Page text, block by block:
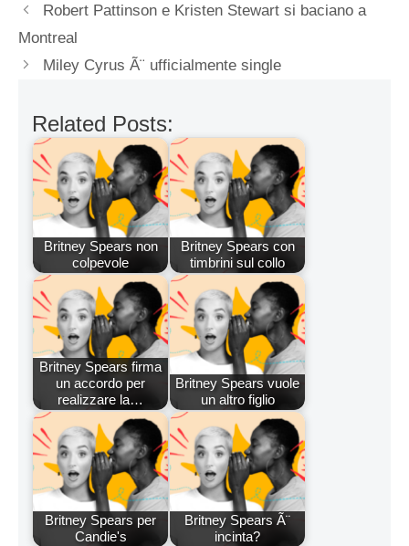
Robert Pattinson e Kristen Stewart si baciano a
Montreal
Miley Cyrus Ã¨ ufficialmente single
Related Posts:
Britney Spears non
colpevole
Britney Spears con
timbrini sul collo
Britney Spears firma
un accordo per
realizzare la…
Britney Spears vuole
un altro figlio
Britney Spears per
Candie's
Britney Spears Ã¨
incinta?